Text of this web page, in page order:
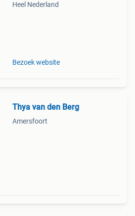
Heel Nederland
Bezoek website
Thya van den Berg
Amersfoort